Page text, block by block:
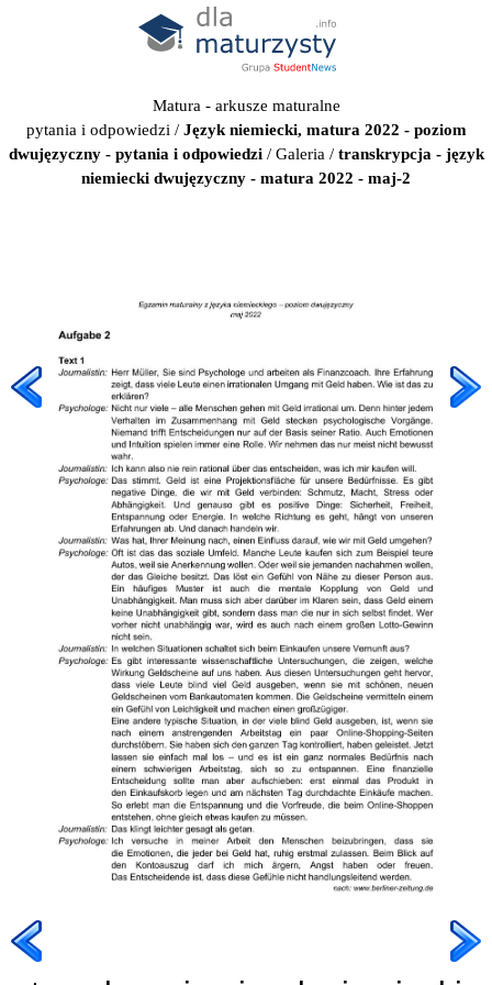
Matura - arkusze maturalne
pytania i odpowiedzi / Język niemiecki, matura 2022 - poziom
dwujęzyczny - pytania i odpowiedzi/ Galeria / transkrypcja - język
niemiecki dwujęzyczny - matura 2022 - maj-2